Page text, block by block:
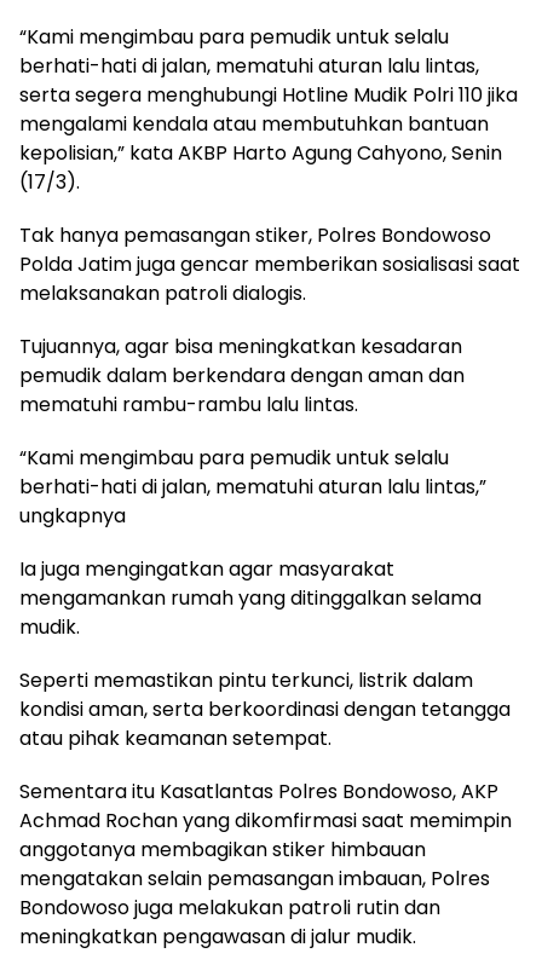
“Kami mengimbau para pemudik untuk selalu
berhati-hati di jalan, mematuhi aturan lalu lintas,
serta segera menghubungi Hotline Mudik Polri 110 jika
mengalami kendala atau membutuhkan bantuan
kepolisian,” kata AKBP Harto Agung Cahyono, Senin
(17/3).
Tak hanya pemasangan stiker, Polres Bondowoso
Polda Jatim juga gencar memberikan sosialisasi saat
melaksanakan patroli dialogis.
Tujuannya, agar bisa meningkatkan kesadaran
pemudik dalam berkendara dengan aman dan
mematuhi rambu-rambu lalu lintas.
“Kami mengimbau para pemudik untuk selalu
berhati-hati di jalan, mematuhi aturan lalu lintas,”
ungkapnya
Ia juga mengingatkan agar masyarakat
mengamankan rumah yang ditinggalkan selama
mudik.
Seperti memastikan pintu terkunci, listrik dalam
kondisi aman, serta berkoordinasi dengan tetangga
atau pihak keamanan setempat.
Sementara itu Kasatlantas Polres Bondowoso, AKP
Achmad Rochan yang dikomfirmasi saat memimpin
anggotanya membagikan stiker himbauan
mengatakan selain pemasangan imbauan, Polres
Bondowoso juga melakukan patroli rutin dan
meningkatkan pengawasan di jalur mudik.